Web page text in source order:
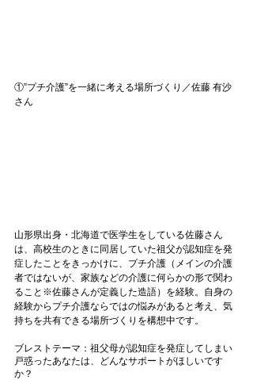
①”プチ介護”を一緒に考える場所づくり／佐藤 有沙
さん
山形県出身・北海道で医学生をしている佐藤さん
は、高校生のときに同居していた祖父が認知症を発
症したことをきっかけに、プチ介護（メインの介護
者ではないが、家族などの介護に何らかの形で関わ
ること※佐藤さんが定義した造語）を経験。自身の
経験からプチ介護ならではの悩みがあると考え、気
持ちを共有できる場所づくりを構想中です。
ブレストテーマ：祖父母が認知症を発症してしまい
戸惑ったあなたは、どんなサポートがほしいです
か？